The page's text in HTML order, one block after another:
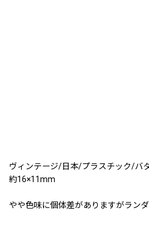
ヴィンテージ/日本/プラスチック/バ
約16×11mm
やや色味に個体差がありますがラン